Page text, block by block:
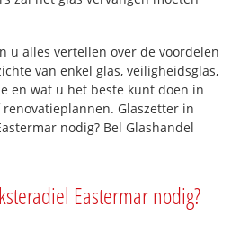
u alles vertellen over de voordelen
van enkel glas, veiligheidsglas,
en wat u het beste kunt doen in
renovatieplannen. Glaszetter in
nodig? Bel Glashandel
Eastermar nodig?